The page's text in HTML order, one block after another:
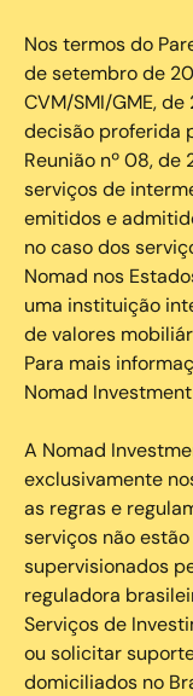
Nos termos do
de setembro de
CVM/SMI/GME,
decisão proferida
Reunião nº 08, de
serviços de
emitidos e
no caso dos
Nomad nos
uma instituição
de valores
Para mais
Nomad
A Nomad
exclusivamente
as regras e
serviços não
supervisionados
reguladora
Serviços de
ou solicitar
domiciliados no